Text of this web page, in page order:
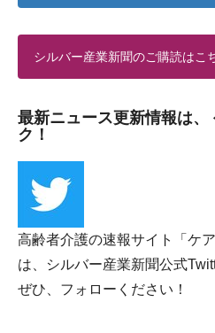
シルバー産業新聞のご購読はこ
最新ニュース更新情報は
ク！
高齢者介護の速報サイト「ケ
は、シルバー産業新聞公式
ぜひ、フォローください！